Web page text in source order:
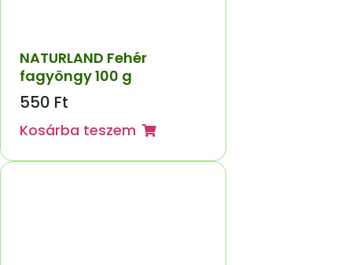
NATURLAND Fehér
fagyöngy 100 g
550 Ft
Kosárba teszem